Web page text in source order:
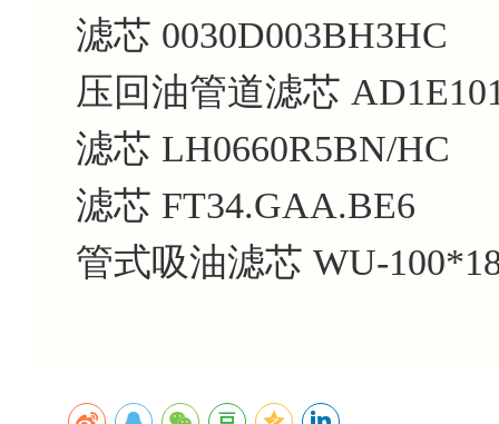
滤芯 0030D003BH3HC
压回油管道滤芯
滤芯 LH0660R5BN/HC
滤芯 FT34.GAA.BE6
管式吸油滤芯 WU-